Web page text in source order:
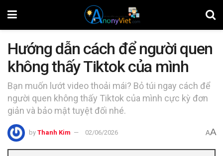
Hướng dẫn cách để người quen
không thấy Tiktok của mình
Bạn muốn lướt video thoải mái? Bỏ túi ngay cách để
người quen không thấy Tiktok của mình cực kỳ đơn
giản và bảo mật tuyệt đối nhé.
by Thanh Kim 02/06/2026 AA